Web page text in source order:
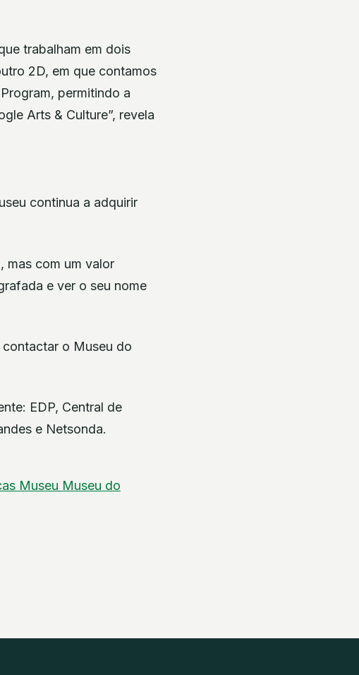
trabalham em dois
2D, em que contamos
permitindo a
Arts & Culture”, revela
continua a adquirir
mas com um valor
e ver o seu nome
o Museu do
EDP, Central de
e Netsonda.
Museu Museu do